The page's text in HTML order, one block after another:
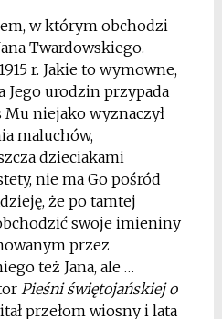
w którym obchodzi
Twardowskiego.
r. Jakie to wymowne,
Jego urodzin przypada
Mu niejako wyznaczył
maluchów,
dzieciakami
nie ma Go pośród
że po tamtej
swoje imieniny
przez
też Jana, ale …
Pieśni świętojańskiej o
przełom wiosny i lata